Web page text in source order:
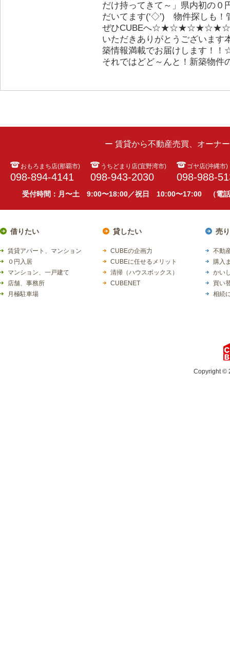
だけ持ってきて～」県内初の０
だいてます(‘◇’)ゞ物件探しも
ぜひCUBEへ
いただきありがとうございます
築情報満載でお届けし
それではどど～んと！新築物
ー 賃貸から不動産売買、オーナ
おもろまち店(那覇市)
098-894-4141
うちどまり店(宜野湾市)
098-943-2030
ゴヤ店(沖縄市)
098-988-
受付時間：月〜土 9:00〜18:00／祝日 10:00〜17:00 （電話
借りたい
賃貸アパート、マンション
０円入居
マンション、一戸建て
店舗、事務所
月極駐車場
貸したい
CUBEの企画力
CUBEに任せるメリット
清掃（ハウスボックス）
CUBENET
売
不動
購入
かい
買い
相続
Copyright ©